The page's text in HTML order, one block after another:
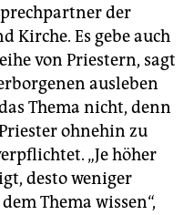
der
Kirche. Es gebe auch
von Priestern, sagt
ausleben
Thema nicht, denn
ohnehin zu
„Je höher
desto weniger
Thema wissen“,